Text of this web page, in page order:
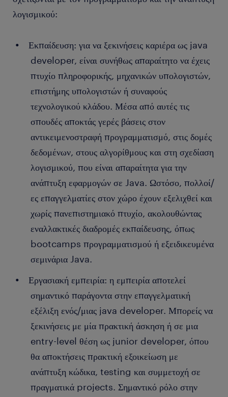
σημεία βελτίωσης στον κώδικα και στην αρχιτεκτονική
των εφαρμογών. Συμμετέχεις στην αξιολόγηση νέων
με στόχο την αύξηση της αποδοτικότητας των
εφαρμογών.
μεγαλύτερους οργανισμούς επικρατεί συχνά πιο δομημένο
υψηλότερης ευθύνης όπως software architect,
tech/team leader και engineering manager. Καθώς
καθαρά τεχνικούς όπως architect, staff engineer όπου
είναι στο path individual contributor ή πιο
management όπως tech lead, team lead, technical
product manager, vp of engineering, agile delivery
lead κ.α. Πολλοί/ές java developers εξελίσσονται επίσης
σε ρόλους όπως DevOps engineer ήcloud engineer
Η καριέρα ως java developer προσφέρει ευκαιρίες τόσο σε
ελληνικές εταιρείες όσο και σε διεθνείς οργανισμούς, ενώ
είναι από τα επαγγέλματα με υψηλές απολαβές και συνεχή
ζήτηση στην αγορά.
λογισμικού:
Εκπαίδευση: για να ξεκινήσεις καριέρα ως java
developer, είναι συνήθως απαραίτητο να έχεις
πτυχίο πληροφορικής, μηχανικών υπολογιστών,
επιστήμης υπολογιστών ή συναφούς
τεχνολογικού κλάδου. Μέσα από αυτές τις
σπουδές αποκτάς γερές βάσεις στον
αντικειμενοστραφή προγραμματισμό, στις δομές
δεδομένων, στους αλγορίθμους και στη σχεδίαση
λογισμικού, που είναι απαραίτητα για την
ανάπτυξη εφαρμογών σε Java. Ωστόσο, πολλοί/
ες επαγγελματίες στον χώρο έχουν εξελιχθεί και
χωρίς πανεπιστημιακό πτυχίο, ακολουθώντας
εναλλακτικές διαδρομές εκπαίδευσης, όπως
bootcamps προγραμματισμού ή εξειδικευμένα
σεμινάρια Java.
Εργασιακή εμπειρία: η εμπειρία αποτελεί
σημαντικό παράγοντα στην επαγγελματική
εξέλιξη ενός/μιας java developer. Μπορείς να
ξεκινήσεις με μία πρακτική άσκηση ή σε μια
entry-level θέση ως junior developer, όπου
θα αποκτήσεις πρακτική εξοικείωση με
ανάπτυξη κώδικα, testing και συμμετοχή σε
πραγματικά projects. Σημαντικό ρόλο στην